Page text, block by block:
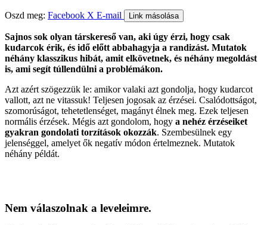
Oszd meg: Facebook X E-mail Link másolása
Sajnos sok olyan társkereső van, aki úgy érzi, hogy csak
kudarcok érik, és idő előtt abbahagyja a randizást. Mutatok
néhány klasszikus hibát, amit elkövetnek, és néhány megoldást
is, ami segít túllendülni a problémákon.
Azt azért szögezzük le: amikor valaki azt gondolja, hogy kudarcot
vallott, azt ne vitassuk! Teljesen jogosak az érzései. Csalódottságot,
szomorúságot, tehetetlenséget, magányt élnek meg. Ezek teljesen
normális érzések. Mégis azt gondolom, hogy a nehéz érzéseiket
gyakran gondolati torzítások okozzák. Szembesülnek egy
jelenséggel, amelyet ők negatív módon értelmeznek. Mutatok
néhány példát.
Nem válaszolnak a leveleimre.